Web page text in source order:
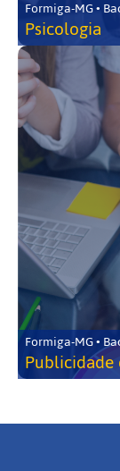
Formiga-MG •
Psicologia
Formiga-MG •